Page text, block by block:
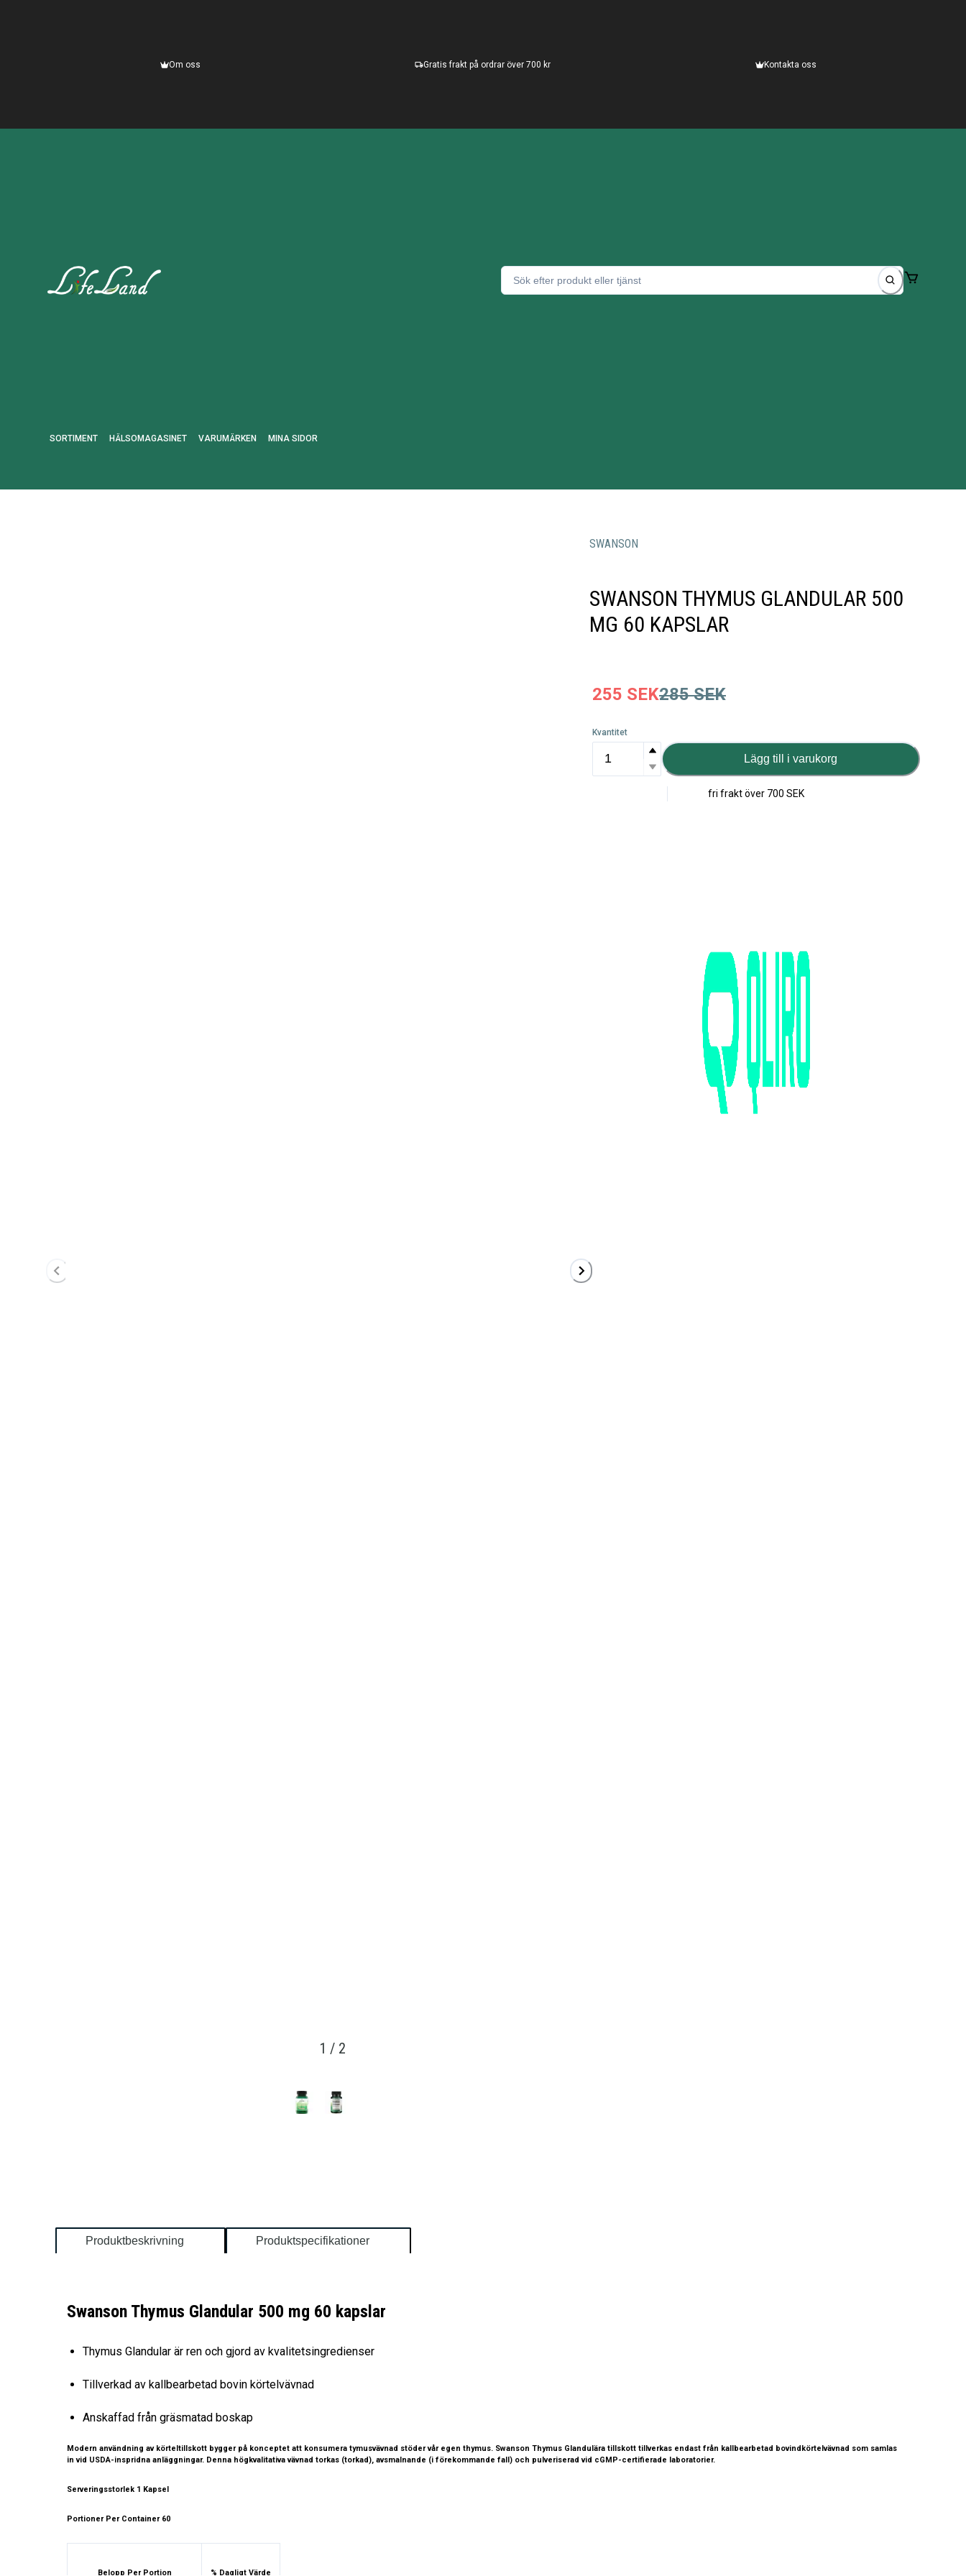
Om oss Gratis frakt på ordrar över 700 kr Kontakta oss
SORTIMENT HÄLSOMAGASINET VARUMÄRKEN MINA SIDOR
1 / 2
SWANSON
SWANSON THYMUS GLANDULAR 500
MG 60 KAPSLAR
255 SEK285 SEK
Kvantitet
Lägg till i varukorg
fri frakt över 700 SEK
Produktbeskrivning Produktspecifikationer
Swanson Thymus Glandular 500 mg 60 kapslar
Thymus Glandular är ren och gjord av kvalitetsingredienser
Tillverkad av kallbearbetad bovin körtelvävnad
Anskaffad från gräsmatad boskap
Modern användning av körteltillskott bygger på konceptet att konsumera tymusvävnad stöder vår egen thymus. Swanson Thymus Glandulära tillskott tillverkas endast från kallbearbetad bovindkörtelvävnad som samlas
in vid USDA-inspridna anläggningar. Denna högkvalitativa vävnad torkas (torkad), avsmalnande (i förekommande fall) och pulveriserad vid cGMP-certifierade laboratorier.
Serveringsstorlek 1 Kapsel
Portioner Per Container60
Belopp Per Portion % Dagligt Värde